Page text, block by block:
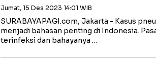
Jumat, 15 Des 2023 14:01 WIB
SURABAYAPAGI.com, Jakarta - Kasus
menjadi bahasan penting di Indonesia.
terinfeksi dan bahayanya …